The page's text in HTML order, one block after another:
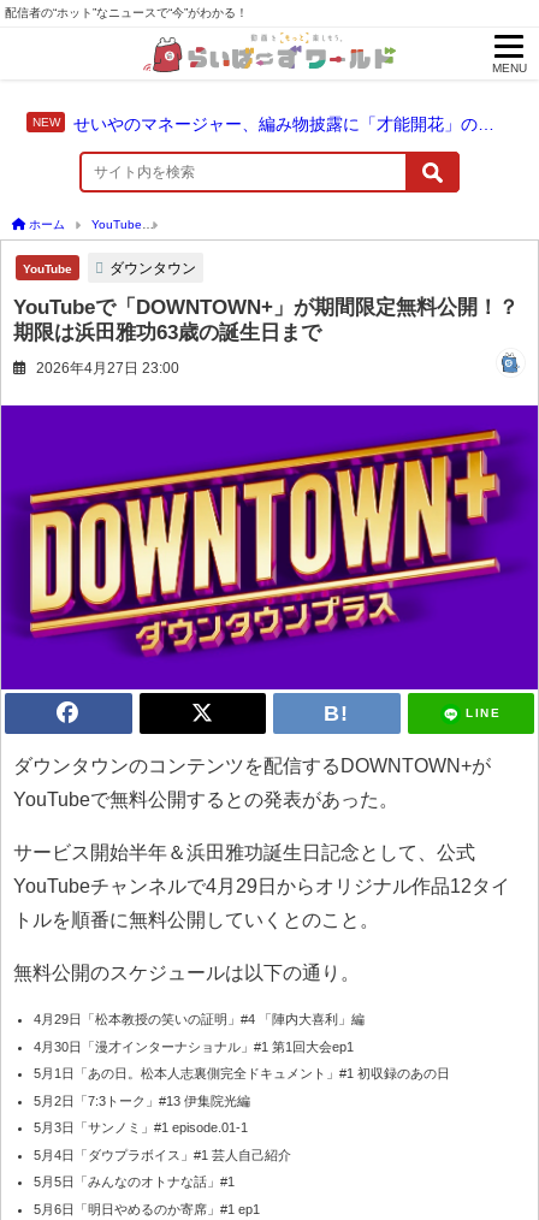
配信者の“ホット”なニュースで“今”がわかる！
MENU
せいやのマネージャー、編み物披露に「才能開花」の予感
ホーム YouTube
YouTube ダウンタウン
YouTubeで「DOWNTOWN+」が期間限定無料公開！？
期限は浜田雅功63歳の誕生日まで
2026年4月27日 23:00
LINE
ダウンタウンのコンテンツを配信するDOWNTOWN+が
YouTubeで無料公開するとの発表があった。
サービス開始半年＆浜田雅功誕生日記念として、公式
YouTubeチャンネルで4月29日からオリジナル作品12タイ
トルを順番に無料公開していくとのこと。
無料公開のスケジュールは以下の通り。
4月29日「松本教授の笑いの証明」#4 「陣内大喜利」編
4月30日「漫才インターナショナル」#1 第1回大会ep1
5月1日「あの日。松本人志裏側完全ドキュメント」#1 初収録のあの日
5月2日「7:3トーク」#13 伊集院光編
5月3日「サンノミ」#1 episode.01-1
5月4日「ダウプラボイス」#1 芸人自己紹介
5月5日「みんなのオトナな話」#1
5月6日「明日やめるのか寄席」#1 ep1